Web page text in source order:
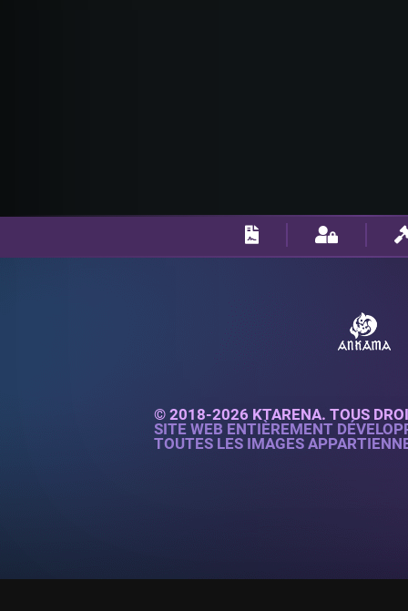
© 2018-2026 KTARENA. TOUS
SITE WEB ENTIÈREMENT
TOUTES LES IMAGES